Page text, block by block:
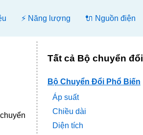
⚡ Năng lượng 🔌 Nguồn điện
Tất cả Bộ chuyển đổi
Bộ Chuyển Đổi Phổ Biến
Áp suất
Chiều dài
Diện tích